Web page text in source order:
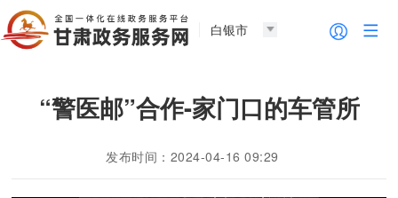
白银市
“警医邮”合作-家门口的车管所
发布时间：2024-04-16 09:29